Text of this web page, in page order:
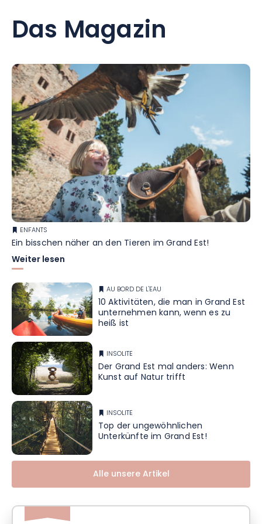
Das Magazin
ENFANTS
Ein bisschen näher an den Tieren im Grand Est!
Weiter lesen
AU BORD DE L'EAU
10 Aktivitäten, die man in Grand Est
unternehmen kann, wenn es zu
heiß ist
INSOLITE
Der Grand Est mal anders: Wenn
Kunst auf Natur trifft
INSOLITE
Top der ungewöhnlichen
Unterkünfte im Grand Est!
Alle unsere Artikel